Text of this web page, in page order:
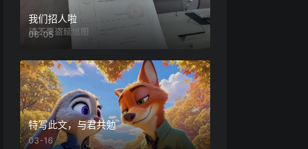
我们招人啦
06-05
特写此文，与君共勉
03-16